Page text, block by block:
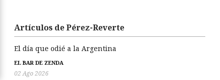
Artículos de Pérez-Reverte
El día que odié a la Argentina
EL BAR DE ZENDA
02 Ago 2026